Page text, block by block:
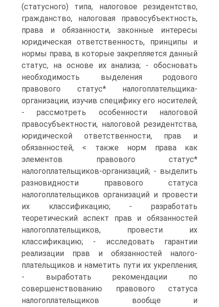
(статусного) типа, налоговое резидентство,
гражданство, налоговая правосубъектность,
права и обязанности, законные интересы
юридическая ответственность, принципы и
нормы права, в которые закрепляется данный
статус, на основе их анализа; - обосновать
необходимость выделения родового
правового статус* налогоплательщика-
организации, изучив специфику его носителей;
- рассмотреть особенности налоговой
правосубъектности, налоговой резидентства,
юридической ответственности, прав и
обязанностей, < также норм права как
элементов правового статус*
налогоплательщиков-организаций; - выделить
разновидности правового статуса
налогоплательщиков организаций и провести
их классификацию; - разработать
теоретический аспект прав и обязанностей
налогоплательщиков, провести их
классификацию; - исследовать гарантии
реализации прав и обязанностей налого-
плательщиков и наметить пути их укрепления;
- выработать рекомендации по
совершенствованию правового статуса
налогоплательщиков вообще и